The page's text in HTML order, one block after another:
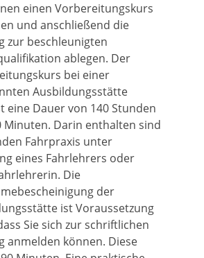
einen Vorbereitungskurs
und anschließend die
zur beschleunigten
ablegen. Der
itungskurs bei einer
Ausbildungsstätte
eine Dauer von 140 Stunden
Minuten. Darin enthalten sind
den Fahrpraxis unter
eines Fahrlehrers oder
Die
escheinigung der
ist Voraussetzung
Sie sich zur schriftlichen
anmelden können. Diese